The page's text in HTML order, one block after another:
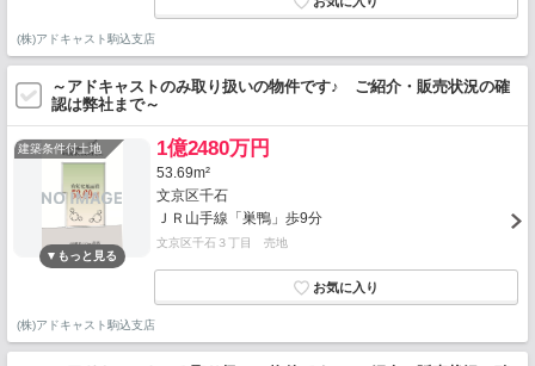
(株)アドキャスト駒込支店
～アドキャストのみ取り扱いの物件です♪ ご紹介・販売状況の確
認は弊社まで～
建築条件付土地 1億2480万円
53.69m²
文京区千石
ＪＲ山手線「巣鴨」歩9分
文京区千石３丁目 売地
(株)アドキャスト駒込支店